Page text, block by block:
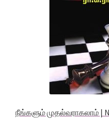
நீங்களும் முதல்வராகலாம் |